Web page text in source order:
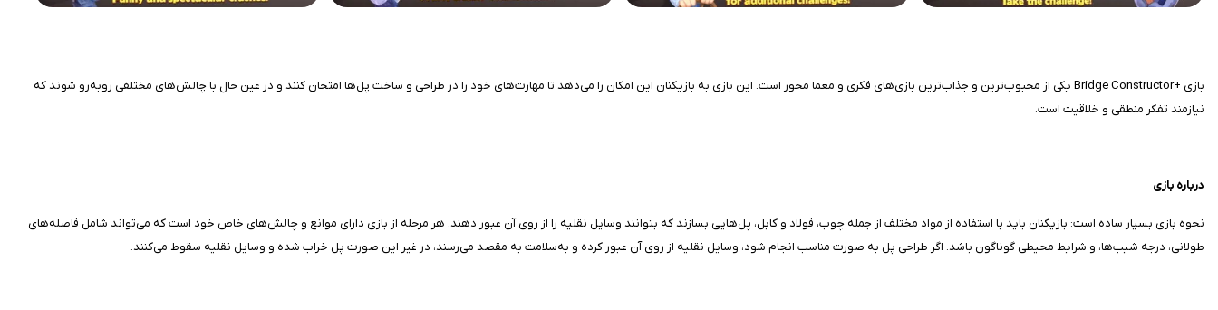
بازی +Bridge Constructor یکی از محبوب‌ترین و جذاب‌ترین بازی‌های فکری و معما محور است. این بازی به بازیکنان این امکان را می‌دهد تا مهارت‌های خود را در طراحی و ساخت پل‌ها امتحان کنند و در عین حال با چالش‌های مختلفی روبه‌رو شوند که
نیازمند تفکر منطقی و خلاقیت است.
درباره بازی
نحوه بازی بسیار ساده است: بازیکنان باید با استفاده از مواد مختلف از جمله چوب، فولاد و کابل، پل‌هایی بسازند که بتوانند وسایل نقلیه را از روی آن عبور دهند. هر مرحله از بازی دارای موانع و چالش‌های خاص خود است که می‌تواند شامل فاصله‌های
طولانی، درجه‌ شیب‌ها، و شرایط محیطی گوناگون باشد. اگر طراحی پل به صورت مناسب انجام شود، وسایل نقلیه از روی آن عبور کرده و به‌سلامت به مقصد می‌رسند، در غیر این صورت پل خراب شده و وسایل نقلیه سقوط می‌کنند.